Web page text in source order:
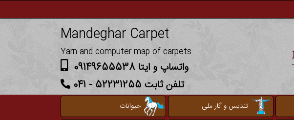
Mandeghar Carpet
Yarn and computer map of carpets
واتساپ و ایتا 09149655538
تلفن ثابت 52231255 - 041
تندیس و آثار ملی
حیوانات